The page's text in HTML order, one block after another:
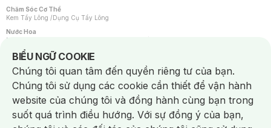
Chăm Sóc Cơ Thể
Kem Tẩy Lông /Dụng Cụ Tẩy Lông
Nước Hoa
Nước Hoa Nữ
Chăm Sóc Cá Nhân
Chống Muỗi /Khẩu Trang /Máy Massage/Mặt Nạ Xông Hơi /Nước Rửa Tay/
Sản Phẩm Chăm Sóc Khác /Bàn Chải Đánh Răng /Bàn Chải Điện/
Hỗ Trợ Trắng Răng/Kem Đánh Răng /Máy Tăm Nước/ Nước Súc Miệng/
Tăm / Chỉ Nha Khoa/ Xịt Thơm Miệng / Dung Dịch Vệ Sinh/Dưỡng Vùng Kín/
Khăn Ướt Vệ Sinh Vùng Kín/Băng Vệ Sinh/Tampon/Bọt Cạo Râu /Dao Cạo Râu/
Máy Cạo Râu
Vấn Đề Về Da
BIỂU NGỮ COOKIE
Notice about cookies usage
Chúng tôi quan tâm đến quyền riêng tư của bạn.
Chúng tôi sử dụng các cookie cần thiết để vận hành
website của chúng tôi và đồng hành cùng bạn trong
suốt quá trình điều hướng. Với sự đồng ý của bạn,